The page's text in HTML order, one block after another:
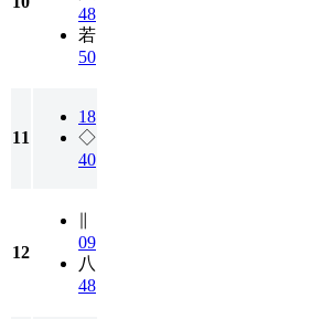
48
若
50
11
18
◇
40
12
09
八
48